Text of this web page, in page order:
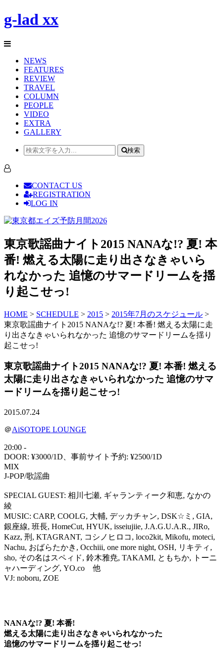
g-lad xx
NEWS
FEATURES
REVIEW
TRAVEL
COLUMN
PEOPLE
VIDEO
EXTRA
GALLERY
検索
CONTACT US
REGISTRATION
LOG IN
東京歌謡曲ナイト2015 NANAな!? 夏! 本
番! 燃える太陽に走り出さなきゃいら
れなかった 追憶のサマードリームを揺
り起こせっ!
HOME > SCHEDULE > 2015 > 2015年7月のスケジュール >
東京歌謡曲ナイト2015 NANAな!? 夏! 本番! 燃える太陽に走
り出さなきゃいられなかった 追憶のサマードリームを揺り
起こせっ!
東京歌謡曲ナイト2015 NANAな!? 夏! 本番! 燃える
太陽に走り出さなきゃいられなかった 追憶のサマ
ードリームを揺り起こせっ!
2015.07.24
＠AiSOTOPE LOUNGE
20:00 -
DOOR: ¥3000/1D、事前サイト予約: ¥2500/1D
MIX
J-POP/歌謡曲
SPECIAL GUEST: 相川七瀬, ギャランティーク和恵, なかの
綾
MUSIC: CARP, COOLG, 大輔, デッカチャン, DSK☆ミ, GIA,
銀座線, 班長, HomeCut, HYUK, isseiujiie, J.A.G.U.A.R., JIRo,
Kazz, 刑, KTAGRANT, コシノヒロコ, loco2kit, Mikofu, moteci,
Nachu, おばらたかき, Occhiii, one more night, OSH, リキティ,
sho, その名はスペィド, 鈴木雅尭, TAKAMI, ともちか, トーニ
ャハーディング, YO.co 他
VJ: noboru, ZOE
NANAな!? 夏! 本番!
燃える太陽に走り出さなきゃいられなかった
追憶のサマードリームを揺り起こせっ!